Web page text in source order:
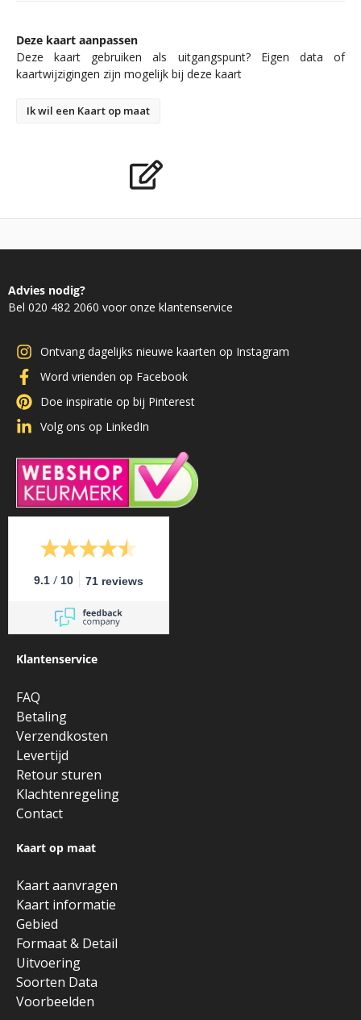
Deze kaart aanpassen
Deze kaart gebruiken als uitgangspunt? Eigen data of
kaartwijzigingen zijn mogelijk bij deze kaart
Ik wil een Kaart op maat
Advies nodig?
Bel 020 482 2060 voor onze klantenservice
Ontvang dagelijks nieuwe kaarten op Instagram
Word vrienden op Facebook
Doe inspiratie op bij Pinterest
Volg ons op LinkedIn
9.1 / 10 71 reviews
Klantenservice
FAQ
Betaling
Verzendkosten
Levertijd
Retour sturen
Klachtenregeling
Contact
Kaart op maat
Kaart aanvragen
Kaart informatie
Gebied
Formaat & Detail
Uitvoering
Soorten Data
Voorbeelden